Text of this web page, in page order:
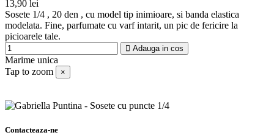
13,90 lei
Natural
Sosete 1/4 , 20 den , cu model tip inimioare, si banda elastica
modelata. Fine, parfumate cu varf intarit, un pic de fericire la
picioarele tale.
Adauga in cos
Marime unica
Tap to zoom
×
Contacteaza-ne